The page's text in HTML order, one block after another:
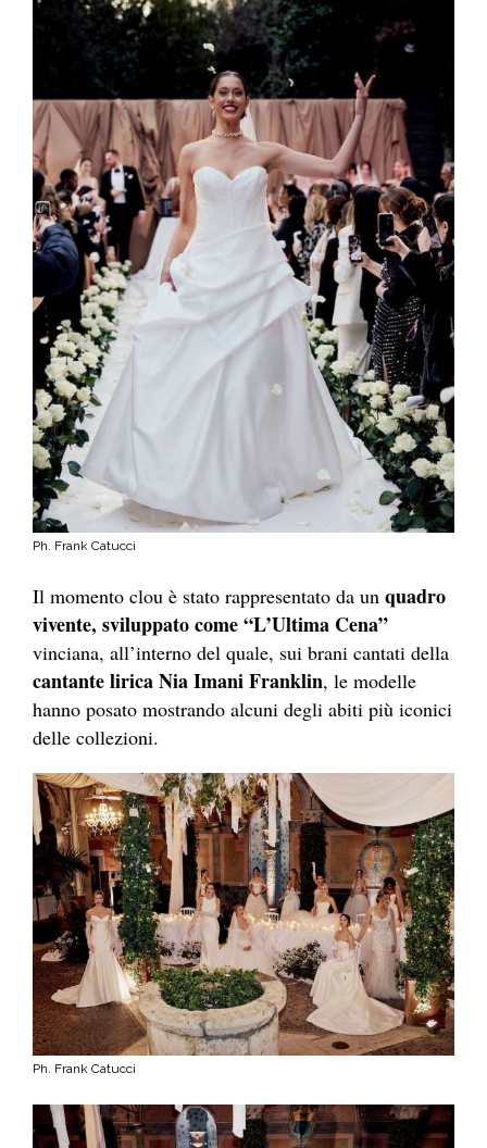
Ph. Frank Catucci
Il momento clou è stato rappresentato da un quadro
vivente, sviluppato come “L’Ultima Cena”
vinciana, all’interno del quale, sui brani cantati della
cantante lirica Nia Imani Franklin, le modelle
hanno posato mostrando alcuni degli abiti più iconici
delle collezioni.
Ph. Frank Catucci